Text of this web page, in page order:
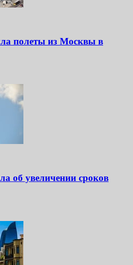
полеты из Москвы в
об увеличении сроков